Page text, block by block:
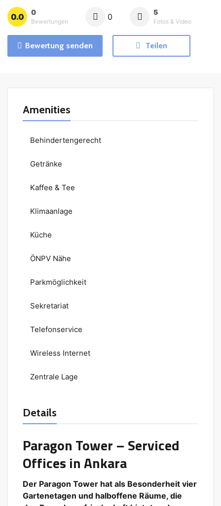
0.0 0
Bewertungen 0 5
Fotos & Video
Bewertung senden Teilen
Amenities
Behindertengerecht
Getränke
Kaffee & Tee
Klimaanlage
Küche
ÖNPV Nähe
Parkmöglichkeit
Sekretariat
Telefonservice
Wireless Internet
Zentrale Lage
Details
Paragon Tower – Serviced
Offices in Ankara
Der Paragon Tower hat als Besonderheit vier
Gartenetagen und halboffene Räume, die